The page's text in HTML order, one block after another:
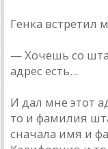
Генка встретил
— Хочешь со
адрес есть...
И дал мне этот
то и фамилия
сначала имя и